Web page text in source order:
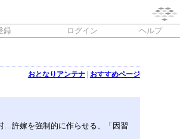
録 ログイン ヘルプ
おとなりアンテナ| おすすめページ
…許嫁を強制的に作らせる、「因習